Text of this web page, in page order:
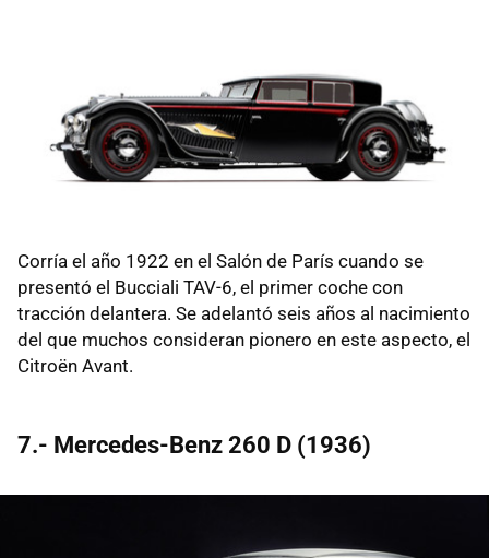
Corría el año 1922 en el Salón de París cuando se
presentó el Bucciali TAV-6, el primer coche con
tracción delantera. Se adelantó seis años al nacimiento
del que muchos consideran pionero en este aspecto, el
Citroën Avant.
7.- Mercedes-Benz 260 D (1936)